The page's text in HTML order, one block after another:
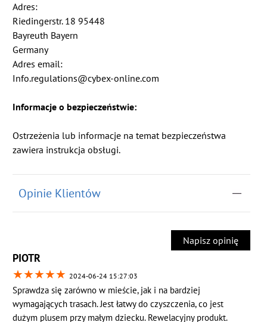
Adres:
Riedingerstr. 18 95448
Bayreuth Bayern
Germany
Adres email:
Info.regulations@cybex-online.com
Informacje o bezpieczeństwie:
Ostrzeżenia lub informacje na temat bezpieczeństwa
zawiera instrukcja obsługi.
Opinie Klientów
Napisz opinię
PIOTR
★★★★★ 2024-06-24 15:27:03
Sprawdza się zarówno w mieście, jak i na bardziej
wymagających trasach. Jest łatwy do czyszczenia, co jest
dużym plusem przy małym dziecku. Rewelacyjny produkt.